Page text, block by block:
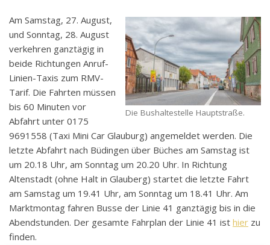
Die Bushaltestelle Hauptstraße.
Am Samstag, 27. August,
und Sonntag, 28. August
verkehren ganztägig in
beide Richtungen Anruf-
Linien-Taxis zum RMV-
Tarif. Die Fahrten müssen
bis 60 Minuten vor
Abfahrt unter 0175
9691558 (Taxi Mini Car Glauburg) angemeldet werden. Die
letzte Abfahrt nach Büdingen über Büches am Samstag ist
um 20.18 Uhr, am Sonntag um 20.20 Uhr. In Richtung
Altenstadt (ohne Halt in Glauberg) startet die letzte Fahrt
am Samstag um 19.41 Uhr, am Sonntag um 18.41 Uhr. Am
Marktmontag fahren Busse der Linie 41 ganztägig bis in die
Abendstunden. Der gesamte Fahrplan der Linie 41 ist hier zu
finden.